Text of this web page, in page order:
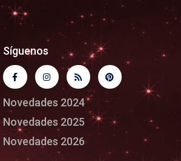
Síguenos
Novedades 2024
Novedades 2025
Novedades 2026